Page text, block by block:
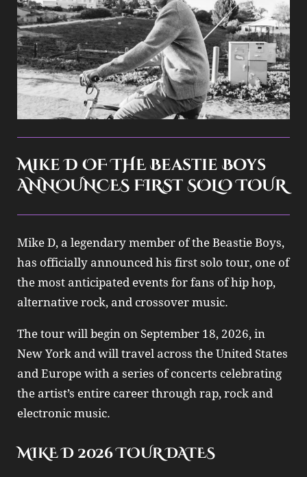
Mike D OF THEBeastie Boys
ANNOUNCES FIRST SOLO TOUR
Mike D, a legendary member of the Beastie Boys,
has officially announced his first solo tour, one of
the most anticipated events for fans of hip hop,
alternative rock, and crossover music.
The tour will begin on September 18, 2026, in
New York and will travel across the United States
and Europe with a series of concerts celebrating
the artist’s entire career through rap, rock and
electronic music.
MIKE D 2026 TOUR DATES